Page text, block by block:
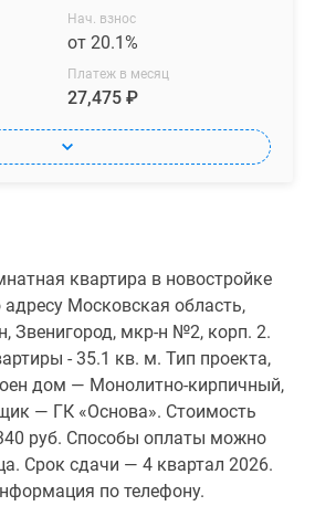
Нач. взнос
от 20.1%
Платеж в месяц
27,475 ₽
квартира в новостройке
Московская область,
Звенигород, мкр-н №2, корп. 2.
- 35.1 кв. м. Тип проекта,
дом — Монолитно-кирпичный,
— ГК «Основа». Стоимость
руб. Способы оплаты можно
Срок сдачи — 4 квартал 2026.
по телефону.